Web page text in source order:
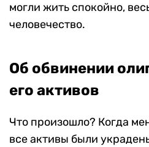
могли жить спокойно,
человечество.
Об обвинении
его активов
Что произошло? Когда
все активы были